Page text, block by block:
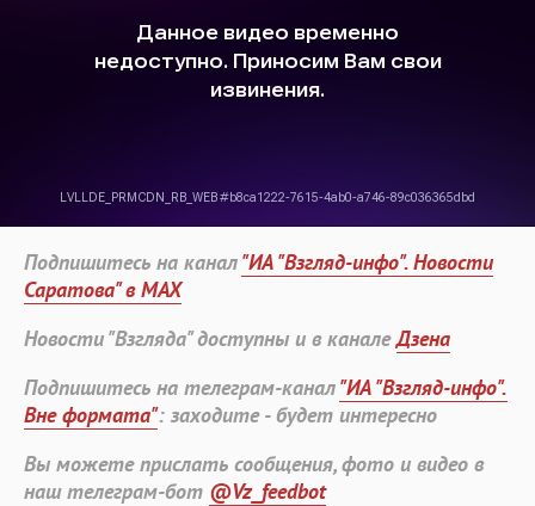
Подпишитесь на канал"ИА "Взгляд-инфо". Новости
Саратова" в MAX
Новости "Взгляда" доступны и в каналеДзена
Подпишитесь на телеграм-канал"ИА "Взгляд-инфо".
Вне формата": заходите - будет интересно
Вы можете прислать сообщения, фото и видео в
наш телеграм-бот @Vz_feedbot